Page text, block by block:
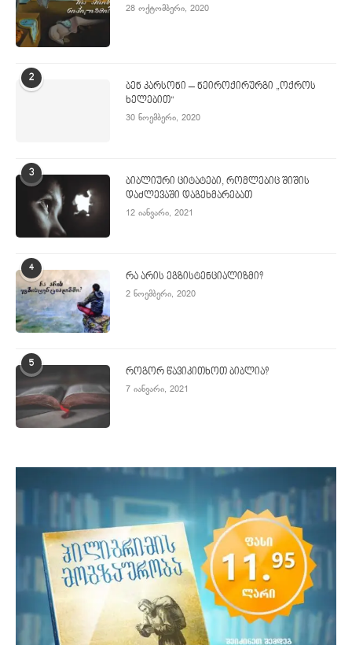
28 ოქტომბერი, 2020
2
ბენ კარსონი – ნეიროქირურგი „ოქროს
ხელებით“
30 ნოემბერი, 2020
3
ბიბლიური ციტატები, რომლებიც შიშის
დაძლევაში დაგეხმარებათ
12 იანვარი, 2021
4
რა არის ეგზისტენციალიზმი?
2 ნოემბერი, 2020
5
როგორ წავიკითხოთ ბიბლია?
7 იანვარი, 2021